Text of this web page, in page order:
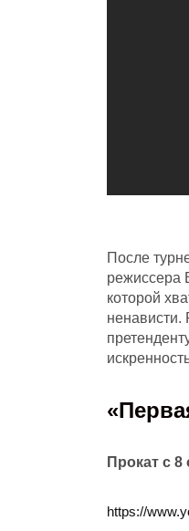
После
режиссера
которой
ненависти.
«
Прокат с 8
https://